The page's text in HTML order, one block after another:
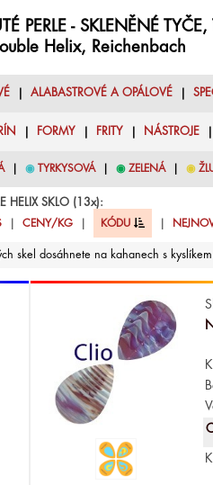
PERLE - SKLENĚNÉ TYČE,
Helix, Reichenbach
| ALABASTROVÉ A OPÁLOVÉ|
FORMY FRITY NÁSTROJE
| ◉ TYRKYSOVÁ| ◉ ZELENÁ| ◉
HELIX SKLO (13x):
CENY/KG KÓDU
skel dosáhnete na kahanech s